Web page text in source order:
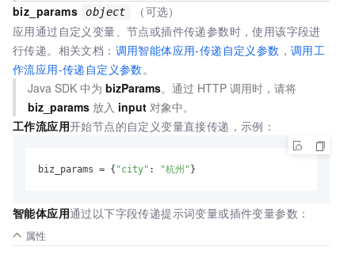
biz_params
object
（可选）
应用通过自定义变量、节点或插件传递参数时，使用该字段进
行传递。 相关文档： 调用智能体应用-传递自定义参数 ，调用工
作流应用-传递自定义参数 。
Java SDK 中为 bizParams。通过 HTTP 调用时，请将
biz_params 放入 input 对象中。
工作流应用开始节点的自定义变量直接传递，示例：
biz_params = { "city" : "杭州" }
智能体应用通过以下字段传递提示词变量或插件变量参数：
属性